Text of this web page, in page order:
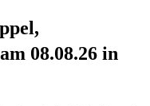
08.08.26 in